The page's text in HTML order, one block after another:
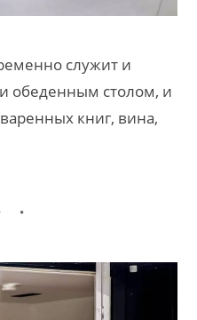
служит и
обеденным столом, и
книг, вина,